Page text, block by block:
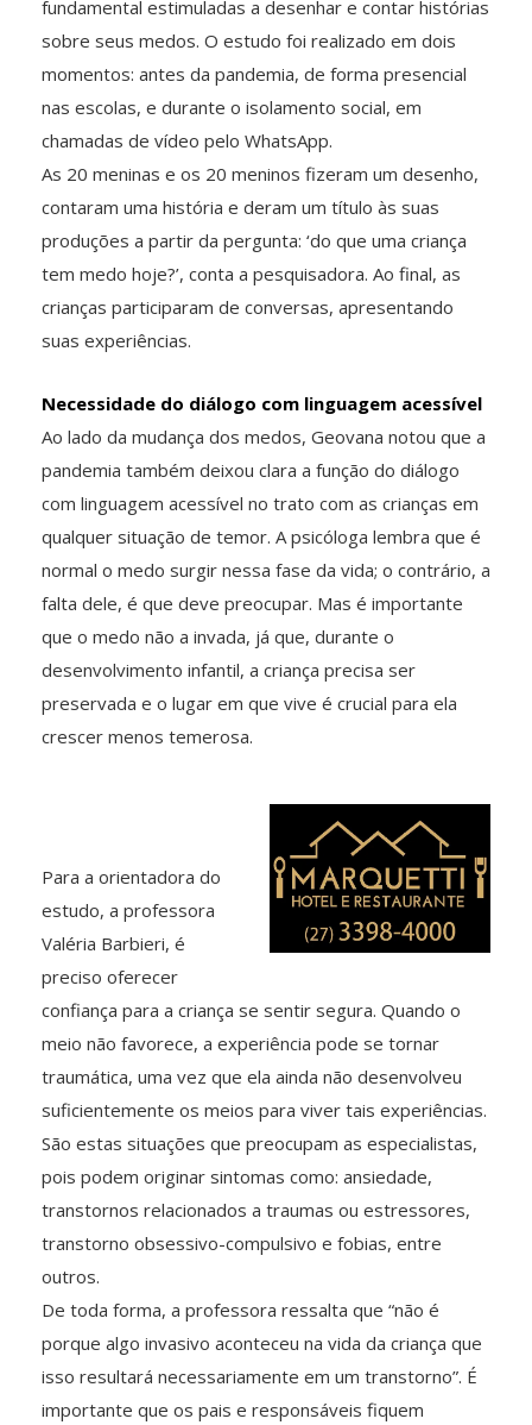
fundamental estimuladas a desenhar e contar histórias
sobre seus medos. O estudo foi realizado em dois
momentos: antes da pandemia, de forma presencial
nas escolas, e durante o isolamento social, em
chamadas de vídeo pelo WhatsApp.
As 20 meninas e os 20 meninos fizeram um desenho,
contaram uma história e deram um título às suas
produções a partir da pergunta: ‘do que uma criança
tem medo hoje?’, conta a pesquisadora. Ao final, as
crianças participaram de conversas, apresentando
suas experiências.
Necessidade do diálogo com linguagem acessível
Ao lado da mudança dos medos, Geovana notou que a
pandemia também deixou clara a função do diálogo
com linguagem acessível no trato com as crianças em
qualquer situação de temor. A psicóloga lembra que é
normal o medo surgir nessa fase da vida; o contrário, a
falta dele, é que deve preocupar. Mas é importante
que o medo não a invada, já que, durante o
desenvolvimento infantil, a criança precisa ser
preservada e o lugar em que vive é crucial para ela
crescer menos temerosa.
Para a orientadora do
estudo, a professora
Valéria Barbieri, é
preciso oferecer
confiança para a criança se sentir segura. Quando o
meio não favorece, a experiência pode se tornar
traumática, uma vez que ela ainda não desenvolveu
suficientemente os meios para viver tais experiências.
São estas situações que preocupam as especialistas,
pois podem originar sintomas como: ansiedade,
transtornos relacionados a traumas ou estressores,
transtorno obsessivo-compulsivo e fobias, entre
outros.
De toda forma, a professora ressalta que “não é
porque algo invasivo aconteceu na vida da criança que
isso resultará necessariamente em um transtorno”. É
importante que os pais e responsáveis fiquem